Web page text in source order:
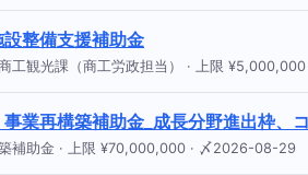
整備支援補助金
工観光課（商工労政担当） · 上限
事業再構築補助金_成長分野進出枠、
補助金 · 上限 ¥70,000,000 · 〆2026-08-29